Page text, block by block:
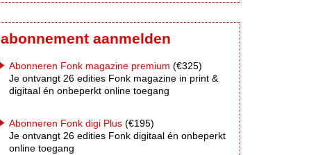
abonnement aanmelden
Abonneren Fonk magazine premium (€325)
Je ontvangt 26 edities Fonk magazine in print &
digitaal én onbeperkt online toegang
Abonneren Fonk digi Plus (€195)
Je ontvangt 26 edities Fonk digitaal én onbeperkt
online toegang